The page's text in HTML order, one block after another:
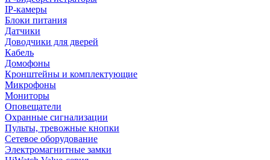
IP-камеры
Блоки питания
Датчики
Доводчики для дверей
Кабель
Домофоны
Кронштейны и комплектующие
Микрофоны
Мониторы
Оповещатели
Охранные сигнализации
Пульты, тревожные кнопки
Сетевое оборудование
Электромагнитные замки